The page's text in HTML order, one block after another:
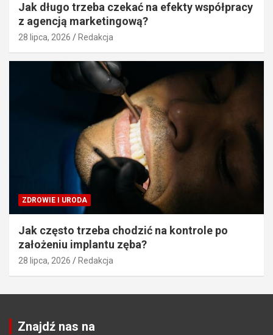
Jak długo trzeba czekać na efekty współpracy
z agencją marketingową?
28 lipca, 2026 Redakcja
ZDROWIE I URODA
Jak często trzeba chodzić na kontrole po
założeniu implantu zęba?
28 lipca, 2026 Redakcja
Znajdź nas na